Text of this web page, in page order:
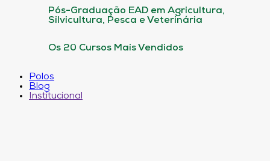
Pós-Graduação EAD em Agricultura,
Silvicultura, Pesca e Veterinária
Os 20 Cursos Mais Vendidos
Polos
Blog
Institucional